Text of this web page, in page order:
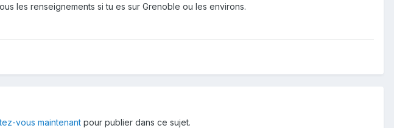
les renseignements si tu es sur Grenoble ou les environs.
vous maintenant pour publier dans ce sujet.